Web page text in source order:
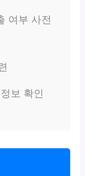
여부 사전
보 확인